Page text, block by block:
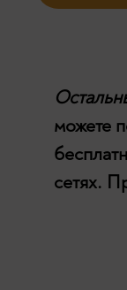
можете
сетях.